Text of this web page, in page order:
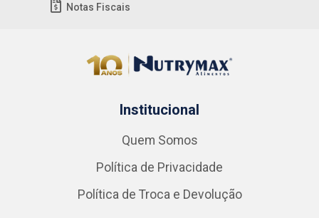
Notas Fiscais
Institucional
Quem Somos
Política de Privacidade
Política de Troca e Devolução